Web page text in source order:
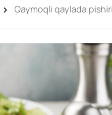
Qaymoqli qaylada